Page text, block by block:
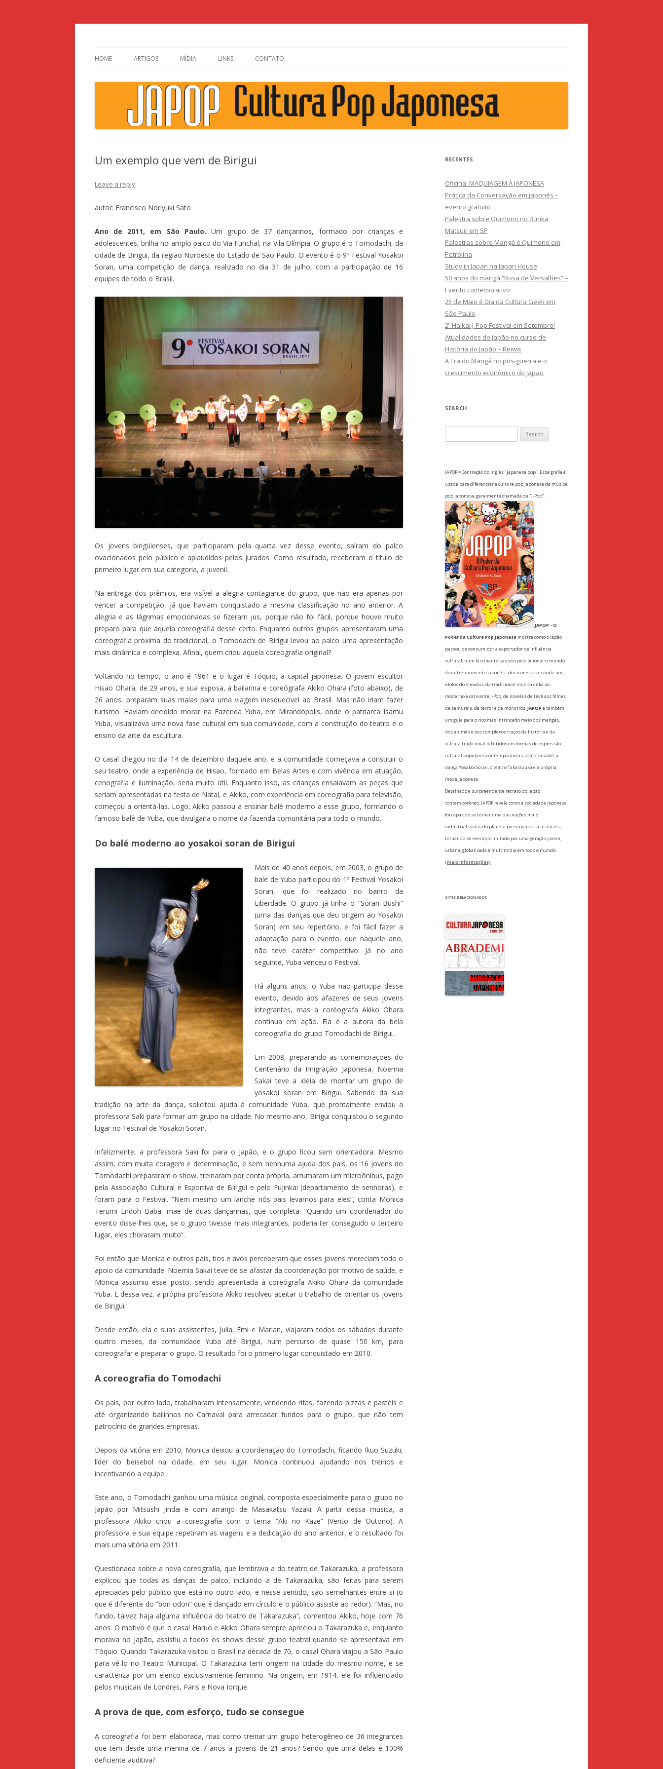
HOME ARTIGOS MÍDIA LINKS CONTATO
Um exemplo que vem de Birigui
Leave a reply
autor: Francisco Noriyuki Sato
Ano de 2011, em São Paulo. Um grupo de 37 dançarinos, formado por crianças e
adolescentes, brilha no amplo palco do Via Funchal, na Vila Olímpia. O grupo é o Tomodachi, da
cidade de Birigui, da região Noroeste do Estado de São Paulo. O evento é o 9º Festival Yosakoi
Soran, uma competição de dança, realizado no dia 31 de julho, com a participação de 16
equipes de todo o Brasil.
Os jovens birigüienses, que participaram pela quarta vez desse evento, saíram do palco
ovacionados pelo público e aplaudidos pelos jurados. Como resultado, receberam o título de
primeiro lugar em sua categoria, a juvenil.
Na entrega dos prêmios, era visível a alegria contagiante do grupo, que não era apenas por
vencer a competição, já que haviam conquistado a mesma classificação no ano anterior. A
alegria e as lágrimas emocionadas se fizeram jus, porque não foi fácil, porque houve muito
preparo para que aquela coreografia desse certo. Enquanto outros grupos apresentaram uma
coreografia próxima do tradicional, o Tomodachi de Birigui levou ao palco uma apresentação
mais dinâmica e complexa. Afinal, quem criou aquela coreografia original?
Voltando no tempo, o ano é 1961 e o lugar é Tóquio, a capital japonesa. O jovem escultor
Hisao Ohara, de 29 anos, e sua esposa, a bailarina e coreógrafa Akiko Ohara (foto abaixo), de
26 anos, preparam suas malas para uma viagem inesquecível ao Brasil. Mas não iriam fazer
turismo. Haviam decidido morar na Fazenda Yuba, em Mirandópolis, onde o patriarca Isamu
Yuba, visualizava uma nova fase cultural em sua comunidade, com a construção do teatro e o
ensino da arte da escultura.
O casal chegou no dia 14 de dezembro daquele ano, e a comunidade começava a construir o
seu teatro, onde a experiência de Hisao, formado em Belas Artes e com vivência em atuação,
cenografia e iluminação, seria muito útil. Enquanto isso, as crianças ensaiavam as peças que
seriam apresentadas na festa de Natal, e Akiko, com experiência em coreografia para televisão,
começou a orientá-las. Logo, Akiko passou a ensinar balé moderno a esse grupo, formando o
famoso balé de Yuba, que divulgaria o nome da fazenda comunitária para todo o mundo.
Do balé moderno ao yosakoi soran de Birigui
Mais de 40 anos depois, em 2003, o grupo de
balé de Yuba participou do 1º Festival Yosakoi
Soran, que foi realizado no bairro da
Liberdade. O grupo já tinha o “Soran Bushi”
(uma das danças que deu origem ao Yosakoi
Soran) em seu repertório, e foi fácil fazer a
adaptação para o evento, que naquele ano,
não teve caráter competitivo. Já no ano
seguinte, Yuba venceu o Festival.
Há alguns anos, o Yuba não participa desse
evento, devido aos afazeres de seus jovens
integrantes, mas a coréografa Akiko Ohara
continua em ação. Ela é a autora da bela
coreografia do grupo Tomodachi de Birigui.
Em 2008, preparando as comemorações do
Centenário da Imigração Japonesa, Noemia
Sakai teve a ideia de montar um grupo de
yosakoi soran em Birigui. Sabendo da sua
tradição na arte da dança, solicitou ajuda à comunidade Yuba, que prontamente enviou a
professora Saki para formar um grupo na cidade. No mesmo ano, Birigui conquistou o segundo
lugar no Festival de Yosakoi Soran.
Infelizmente, a professora Saki foi para o Japão, e o grupo ficou sem orientadora. Mesmo
assim, com muita coragem e determinação, e sem nenhuma ajuda dos pais, os 16 jovens do
Tomodachi prepararam o show, treinaram por conta própria, arrumaram um microônibus, pago
pela Associação Cultural e Esportiva de Birigui e pelo Fujinkai (departamento de senhoras), e
foram para o Festival. “Nem mesmo um lanche nós pais levamos para eles”, conta Monica
Terumi Endoh Baba, mãe de duas dançarinas, que completa: “Quando um coordenador do
evento disse-lhes que, se o grupo tivesse mais integrantes, poderia ter conseguido o terceiro
lugar, eles choraram muito”.
Foi então que Monica e outros pais, tios e avós perceberam que esses jovens mereciam todo o
apoio da comunidade. Noemia Sakai teve de se afastar da coordenação por motivo de saúde, e
Monica assumiu esse posto, sendo apresentada à coreógrafa Akiko Ohara da comunidade
Yuba. E dessa vez, a própria professora Akiko resolveu aceitar o trabalho de orientar os jovens
de Birigui.
Desde então, ela e suas assistentes, Julia, Emi e Marian, viajaram todos os sábados durante
quatro meses, da comunidade Yuba até Birigui, num percurso de quase 150 km, para
coreografar e preparar o grupo. O resultado foi o primeiro lugar conquistado em 2010.
A coreografia do Tomodachi
Os pais, por outro lado, trabalharam intensamente, vendendo rifas, fazendo pizzas e pastéis e
até organizando bailinhos no Carnaval para arrecadar fundos para o grupo, que não tem
patrocínio de grandes empresas.
Depois da vitória em 2010, Monica deixou a coordenação do Tomodachi, ficando Ikuo Suzuki,
líder do beisebol na cidade, em seu lugar. Monica continuou ajudando nos treinos e
incentivando a equipe.
Este ano, o Tomodachi ganhou uma música original, composta especialmente para o grupo no
Japão por Mitsushi Jindai e com arranjo de Masakatsu Yazaki. A partir dessa música, a
professora Akiko criou a coreografia com o tema “Aki no Kaze” (Vento de Outono). A
professora e sua equipe repetiram as viagens e a dedicação do ano anterior, e o resultado foi
mais uma vitória em 2011.
Questionada sobre a nova coreografia, que lembrava a do teatro de Takarazuka, a professora
explicou que todas as danças de palco, incluindo a de Takarazuka, são feitas para serem
apreciadas pelo público que está no outro lado, e nesse sentido, são semelhantes entre si (o
que é diferente do “bon odori” que é dançado em círculo e o público assiste ao redor). “Mas, no
fundo, talvez haja alguma influência do teatro de Takarazuka”, comentou Akiko, hoje com 76
anos. O motivo é que o casal Haruo e Akiko Ohara sempre apreciou o Takarazuka e, enquanto
morava no Japão, assistiu a todos os shows desse grupo teatral quando se apresentava em
Tóquio. Quando Takarazuka visitou o Brasil na década de 70, o casal Ohara viajou a São Paulo
para vê-lo no Teatro Municipal. O Takarazuka tem origem na cidade do mesmo nome, e se
caracteriza por um elenco exclusivamente feminino. Na origem, em 1914, ele foi influenciado
pelos musicais de Londres, Paris e Nova Iorque.
A prova de que, com esforço, tudo se consegue
A coreografia foi bem elaborada, mas como treinar um grupo heterogêneo de 36 integrantes
que tem desde uma menina de 7 anos a jovens de 21 anos? Sendo que uma delas é 100%
deficiente auditiva?
RECENTES
Oficina: MAQUIAGEM À JAPONESA
Prática da Conversação em japonês –
evento gratuito
Palestra sobre Quimono no Bunka
Matsuri em SP
Palestras sobre Mangá e Quimono em
Petrolina
Study in Japan na Japan House
50 anos do mangá “Rosa de Versalhes” –
Evento comemorativo
25 de Maio é Dia da Cultura Geek em
São Paulo
2º Haikai J-Pop Festival em Setembro!
Atualidades do Japão no curso de
História do Japão – Reiwa
A Era do Mangá no pós-guerra e o
crescimento econômico do Japão
SEARCH
for:
JAPOP = Contração do inglês "japanese pop". Essa grafia é
usada para diferenciar a cultura pop japonesa da música
pop japonesa, geralmente chamada de "J-Pop".
JAPOP - O
Poder da Cultura Pop Japonesa mostra como o Japão
passou de consumidor a exportador de influência
cultural, num fascinante passeio pelo bilionário mundo
do entretenimento japonês - dos ícones do esporte aos
ídolos do showbiz; da tradicional música enka ao
moderno e cativante J-Pop; de novelas de tevê aos filmes
de samurais, de terror e de monstros.JAPOP é também
um guia para o rico mas intrincado meio dos mangás,
dos animês e aos complexos traços da história e da
cultura tradicional refletidos em formas de expressão
cultural populares contemporâneas, como karaokê, a
dança Yosakoi Soran, o teatro Takarazuka e a própria
moda japonesa.
Detalhado e surpreendente retrato do Japão
contemporâneo, JAPOP revela como a sociedade japonesa
foi capaz de se tornar uma das nações mais
industrializadas do planeta preservando suas raízes,
tornando-se exemplo imitado por uma geração jovem,
urbana, globalizada e multimídia em todo o mundo.
(mais informações)
SITES RELACIONADOS